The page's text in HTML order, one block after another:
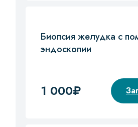
Биопсия желудка с
эндоскопии
1 000₽